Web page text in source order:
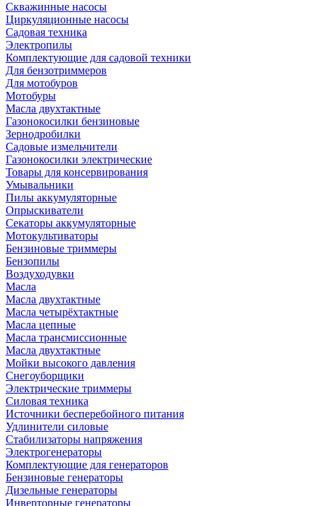
Скважинные насосы
Циркуляционные насосы
Садовая техника
Электропилы
Комплектующие для садовой техники
Для бензотриммеров
Для мотобуров
Мотобуры
Масла двухтактные
Газонокосилки бензиновые
Зернодробилки
Садовые измельчители
Газонокосилки электрические
Товары для консервирования
Умывальники
Пилы аккумуляторные
Опрыскиватели
Секаторы аккумуляторные
Мотокультиваторы
Бензиновые триммеры
Бензопилы
Воздуходувки
Масла
Масла двухтактные
Масла четырёхтактные
Масла цепные
Масла трансмиссионные
Масла двухтактные
Мойки высокого давления
Снегоуборщики
Электрические триммеры
Силовая техника
Источники бесперебойного питания
Удлинители силовые
Стабилизаторы напряжения
Электрогенераторы
Комплектующие для генераторов
Бензиновые генераторы
Дизельные генераторы
Инверторные генераторы